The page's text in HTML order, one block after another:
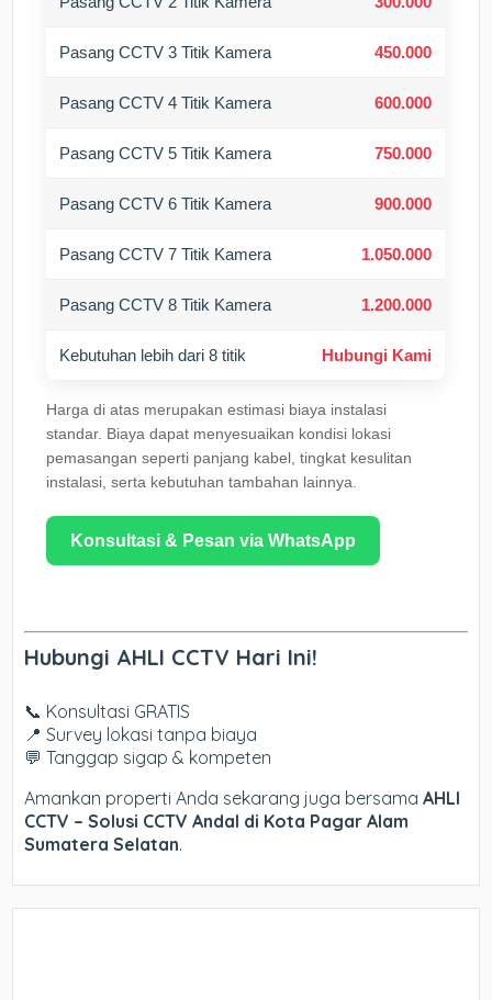
Pasang CCTV 3 Titik Kamera 450.000
Pasang CCTV 4 Titik Kamera 600.000
Pasang CCTV 5 Titik Kamera 750.000
Pasang CCTV 6 Titik Kamera 900.000
Pasang CCTV 7 Titik Kamera 1.050.000
Pasang CCTV 8 Titik Kamera 1.200.000
Kebutuhan lebih dari 8 titik Hubungi Kami
Harga di atas merupakan estimasi biaya instalasi
standar. Biaya dapat menyesuaikan kondisi lokasi
pemasangan seperti panjang kabel, tingkat kesulitan
instalasi, serta kebutuhan tambahan lainnya.
Konsultasi & Pesan via WhatsApp
Hubungi AHLI CCTV Hari Ini!
📞 Konsultasi GRATIS
📍 Survey lokasi tanpa biaya
💬 Tanggap sigap & kompeten
Amankan properti Anda sekarang juga bersamaAHLI
CCTV – Solusi CCTV Andal di Kota Pagar Alam
Sumatera Selatan.